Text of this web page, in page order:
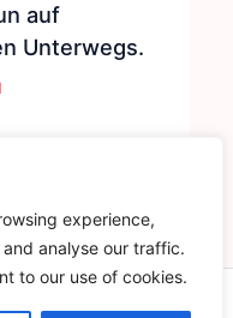
experience,
analyse our traffic.
to our use of cookies.
auf
Unterwegs.
- Das Magazin